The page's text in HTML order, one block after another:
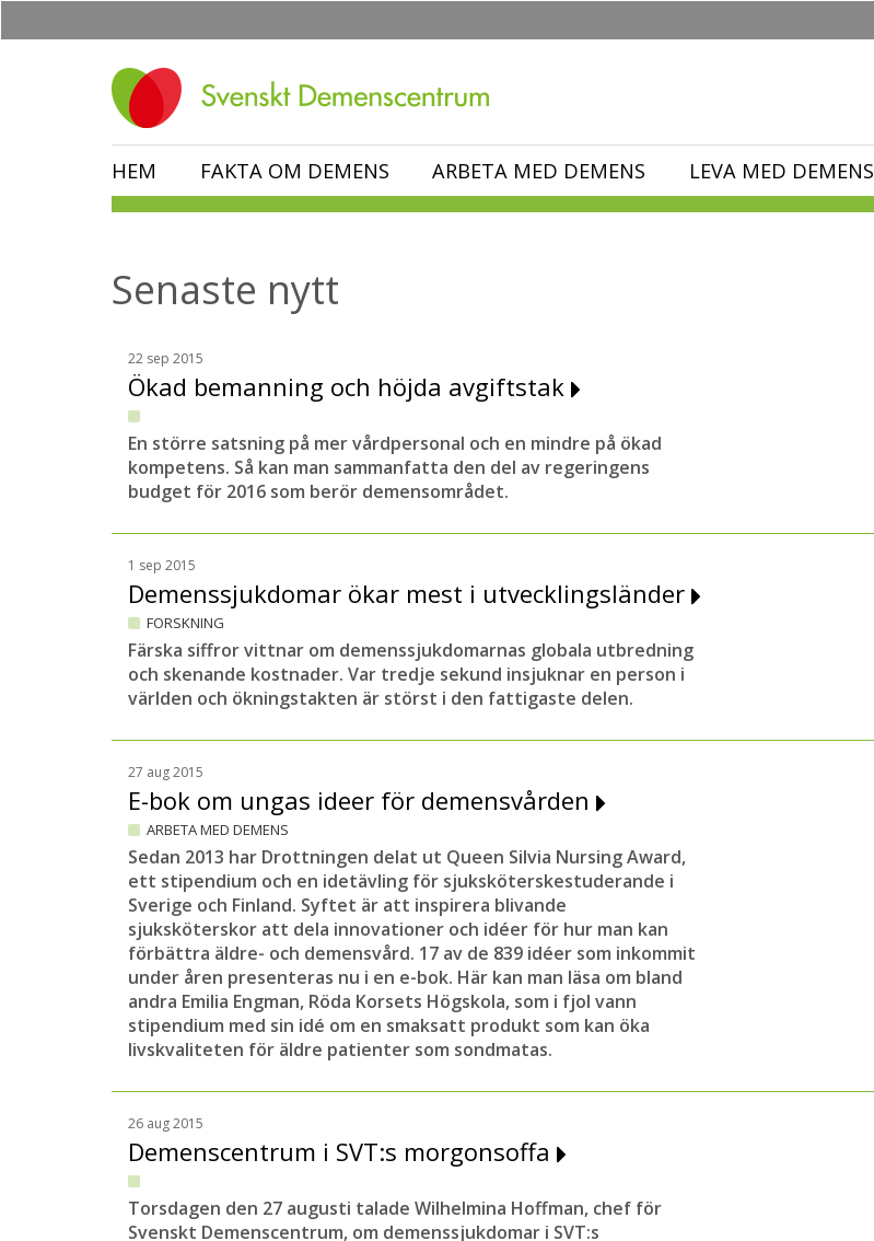
HEM FAKTA OM DEMENS ARBETA MED DEMENS LEVA MED DEMENS
Senaste nytt
22 sep 2015
Ökad bemanning och höjda avgiftstak
En större satsning på mer vårdpersonal och en mindre på ökad
kompetens. Så kan man sammanfatta den del av regeringens
budget för 2016 som berör demensområdet.
1 sep 2015
Demenssjukdomar ökar mest i utvecklingsländer
FORSKNING
Färska siffror vittnar om demenssjukdomarnas globala utbredning
och skenande kostnader. Var tredje sekund insjuknar en person i
världen och ökningstakten är störst i den fattigaste delen.
27 aug 2015
E-bok om ungas ideer för demensvården
ARBETA MED DEMENS
Sedan 2013 har Drottningen delat ut Queen Silvia Nursing Award,
ett stipendium och en idetävling för sjuksköterskestuderande i
Sverige och Finland. Syftet är att inspirera blivande
sjuksköterskor att dela innovationer och idéer för hur man kan
förbättra äldre- och demensvård. 17 av de 839 idéer som inkommit
under åren presenteras nu i en e-bok. Här kan man läsa om bland
andra Emilia Engman, Röda Korsets Högskola, som i fjol vann
stipendium med sin idé om en smaksatt produkt som kan öka
livskvaliteten för äldre patienter som sondmatas.
26 aug 2015
Demenscentrum i SVT:s morgonsoffa
Torsdagen den 27 augusti talade Wilhelmina Hoffman, chef för
Svenskt Demenscentrum, om demenssjukdomar i SVT:s